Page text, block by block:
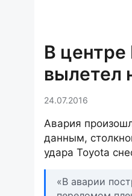
В центре
вылетел
24.07.2016
Авария
данным,
удара Toyota
«В аварии